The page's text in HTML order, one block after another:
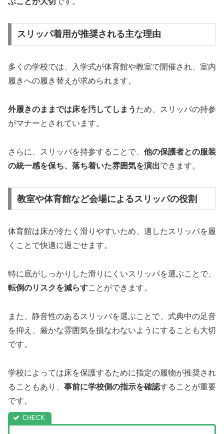
スリッパ着用が推奨される主な理由
多くの学校では、入学式が体育館や教室で開催され、室内
履きへの履き替えが求められます。
外履きのままでは床を汚してしまう ため、スリッパの持参
がマナーとされています。
さらに、スリッパを持参することで、 他の保護者との服装
の統一感を保ち、落ち着いた雰囲気を演出できます。
教室や体育館など会場によるスリッパの役割
体育館は床が冷たく滑りやすいため、適したスリッパを履
くことで快適に過ごせます。
特に底がしっかりした滑りにくいスリッパを選ぶことで、
転倒のリスクを減らすことができます。
また、静音性のあるスリッパを選ぶことで、式典中の足音
を抑え、厳かな雰囲気を損なわないようにすることも大切
です。
学校によっては床を保護するために指定の履物が推奨され
ることもあり、 事前に学校側の指示を確認することが重要
です。